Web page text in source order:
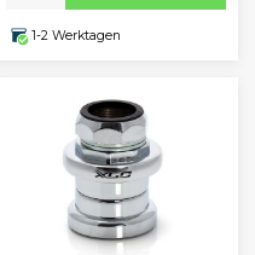
1-2 Werktagen